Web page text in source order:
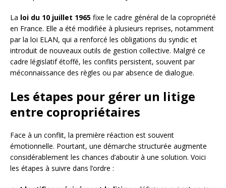
La loi du 10 juillet 1965 fixe le cadre général de la copropriété
en France. Elle a été modifiée à plusieurs reprises, notamment
par la loi ELAN, qui a renforcé les obligations du syndic et
introduit de nouveaux outils de gestion collective. Malgré ce
cadre législatif étoffé, les conflits persistent, souvent par
méconnaissance des règles ou par absence de dialogue.
Les étapes pour gérer un litige
entre copropriétaires
Face à un conflit, la première réaction est souvent
émotionnelle. Pourtant, une démarche structurée augmente
considérablement les chances d’aboutir à une solution. Voici
les étapes à suivre dans l’ordre :